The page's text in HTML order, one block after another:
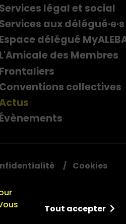
Services légal et social
Services aux délégué·e·s
Espace délégué
L'Amicale des Membres
Frontaliers
Conventions collectives
Évènements
Cookies
Tout accepter